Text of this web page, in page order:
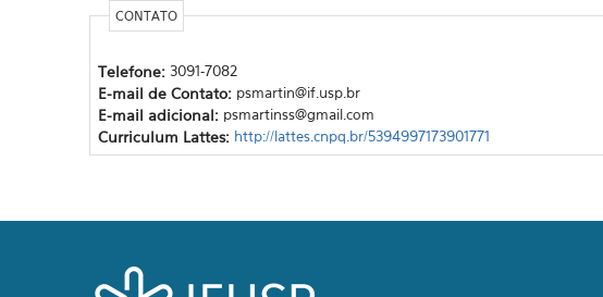
CONTATO
Telefone: 3091-7082
E-mail de Contato: psmartin@if.usp.br
E-mail adicional: psmartinss@gmail.com
Curriculum Lattes: http://lattes.cnpq.br/5394997173901771